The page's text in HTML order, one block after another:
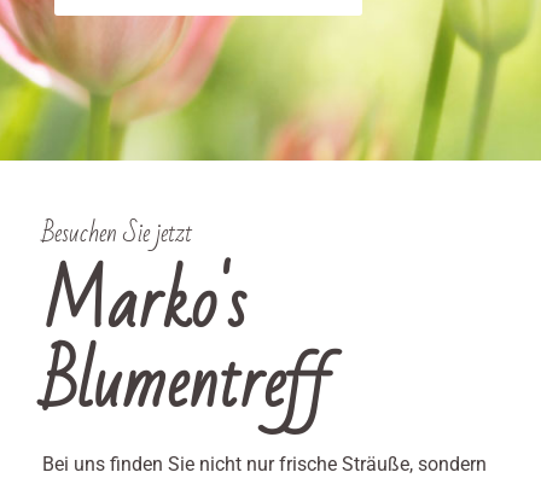
Besuchen Sie jetzt
Marko's
Blumentreff
Bei uns finden Sie nicht nur frische Sträuße, sondern